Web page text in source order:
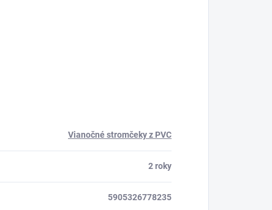
Vianočné stromčeky z PVC
2 roky
5905326778235